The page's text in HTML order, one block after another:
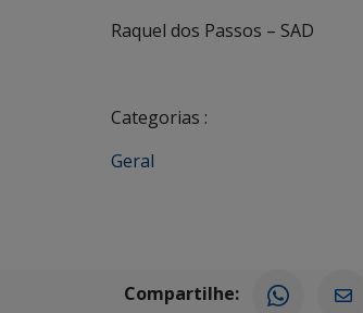
Raquel dos Passos – SAD
Categorias :
Geral
Compartilhe: